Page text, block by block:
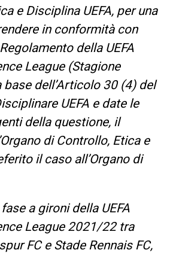
e Disciplina UEFA, per una
in conformità con
della UEFA
League (Stagione
dell’Articolo 30 (4) del
UEFA e date le
della questione, il
di Controllo, Etica e
il caso all’Organo di
a gironi della UEFA
League 2021/22 tra
FC e Stade Rennais FC,